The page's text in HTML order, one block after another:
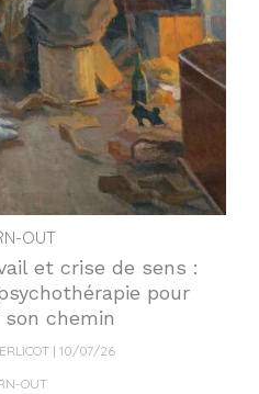
OUT
et crise de sens :
pour
chemin
10/07/26
OUT